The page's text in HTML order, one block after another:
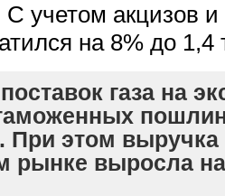
С учетом акцизов
на 8% до 1,4
газа на
При этом выручка
рынке выросла